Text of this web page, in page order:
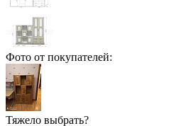
Фото от покупателей:
Тяжело выбрать?